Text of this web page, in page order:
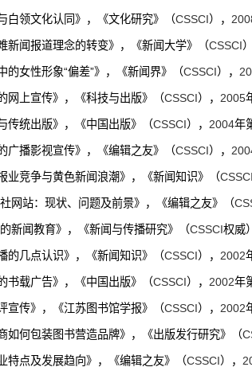
白领文化认同》，《文化研究》（CSSCI） ，
新闻报道理念的转变》，《新闻大学》（CSSCI
的女性形象“偏差”》，《新闻界》（CSSCI） ，
网上宣传》，《科技与出版》（CSSCI）， 2005
传统出版》，《中国出版》（CSSCI） ， 2004年
广播影视宣传》，《编辑之友》（CSSCI） ，
业竞争与黄色新闻浪潮》，《新闻知识》（CSSCI
社网站：现状、问题及前景》，《编辑之友》（
的新闻教育》，《新闻与传播研究》（CSSCI权威
的几点认识》，《新闻知识》（CSSCI） ， 2002
书载广告》，《中国出版》（CSSCI） ， 2002年
宣传》，《江苏图书馆学报》（CSSCI） ， 2002
如何包装图书营造品牌》，《出版发行研究》（
特点及发展趋向》，《编辑之友》（CSSCI） ，